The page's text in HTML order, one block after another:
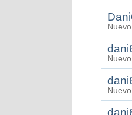
Nuevo
Nuevo
Nuevo